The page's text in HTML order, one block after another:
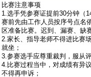
比赛注意事项
1.选手凭参赛证提前30分钟（
赛前先由工作人员按序号点名
区准备比赛。迟到、漏赛、缺
2.家长、指导老师不得进比赛
就坐；
3.参赛选手应尊重裁判，服从
4.比赛过程当中，对成绩有异
不得再申诉；